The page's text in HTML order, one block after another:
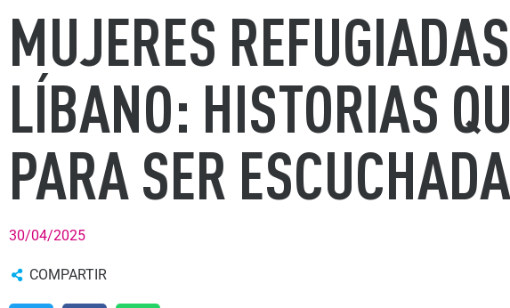
MUJERES
LÍBANO: HISTORIAS
PARA SER
30/04/2025
COMPARTIR